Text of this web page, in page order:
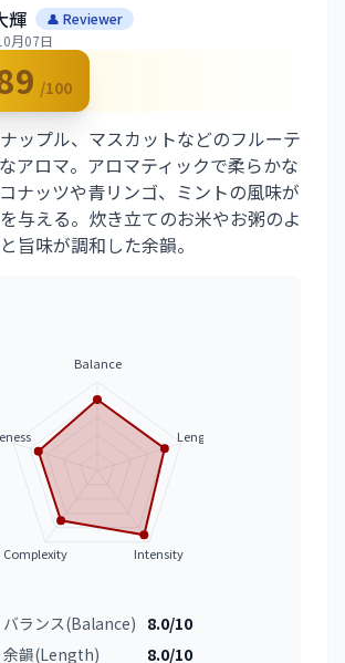
輝
👤 Reviewer
月07日
/100
ップル、マスカットなどのフルーテ
アロマ。アロマティックで柔らかな
ナッツや青リンゴ、ミントの風味が
与える。炊き立てのお米やお粥のよ
旨味が調和した余韻。
Balance
Length
Intensity
Complexity
バランス(Balance) 8.0/10
余韻(Length)
8.0/10